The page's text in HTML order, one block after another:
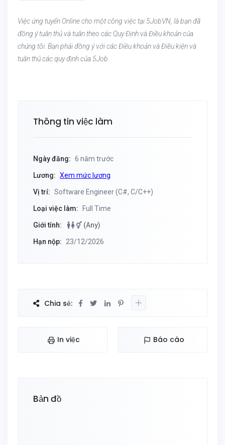
Việc ứng tuyển Online cho một công việc tại 5JobVN, là bạn đã
đồng ý tuân thủ và tuân theo các Quy Định và Điều khoản của
chúng tôi. Bạn phải đồng ý với các Điều khoản và Điều kiện và
tuân thủ các quy định của 5Job.
Thông tin việc làm
Ngày đăng: 6 năm trước
Lương: Xem mức lương
Vị trí: Software Engineer (C#, C/C++)
Loại việc làm: Full Time
Giới tính: (Any)
Hạn nộp: 23/12/2026
Chia sẻ:
In việc Báo cáo
Bản đồ